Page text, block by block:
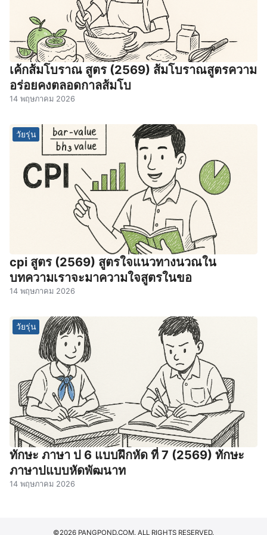
เค้กส้มโบราณ สูตร (2569) ส้มโบราณสูตรความ
อร่อยคงตลอดกาลส้มโบ
14 พฤษภาคม 2026
วัยรุ่น
cpi สูตร (2569) สูตรใจแนวทางนวณใน
บทความเราจะมาความใจสูตรในขอ
14 พฤษภาคม 2026
วัยรุ่น
ทักษะ ภาษา ป 6 แบบฝึกหัด ที่ 7 (2569) ทักษะ
ภาษาปแบบหัดพัฒนาท
14 พฤษภาคม 2026
©2026 PANGPOND.COM. ALL RIGHTS RESERVED.